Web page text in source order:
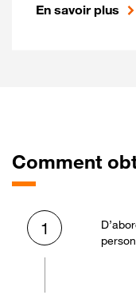
En savoir plus
Comment
1